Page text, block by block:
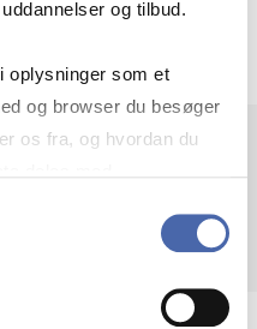
og tilbud.
oplysninger som et
og browser du besøger
os fra, og hvordan du
- og kan altid trække